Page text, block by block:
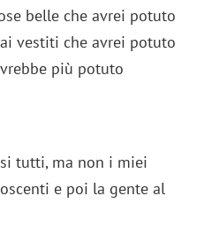
belle che avrei potuto
vestiti che avrei potuto
più potuto
tutti, ma non i miei
e poi la gente al